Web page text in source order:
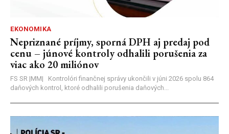
EKONOMIKA
Nepriznané príjmy, sporná DPH aj predaj pod
cenu – júnové kontroly odhalili porušenia za
viac ako 20 miliónov
FS SR |MM| Kontrolóri finančnej správy ukončili v júni 2026 spolu 864
daňových kontrol, ktoré odhalili porušenia daňových...